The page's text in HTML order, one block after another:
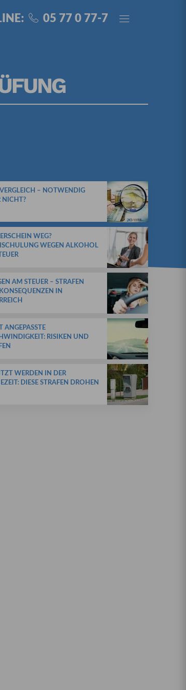
05 77 0 77-7
– NOTWENDIG
NICHT?
WEG?
WEGEN ALKOHOL
AM STEUER – STRAFEN
IN
ANGEPASSTE
RISIKEN UND
WERDEN IN DER
DIESE STRAFEN DROHEN